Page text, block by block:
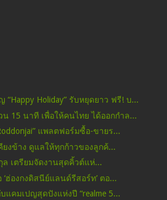
Holiday” รับหยุดยาว ฟรี! บ...
น 15 นาที เพื่อให้คนไทย ได้ออกกำล...
แพลตฟอร์มซื้อ-ขายร...
ยงข้าง ดูแลให้ทุกก้าวของลูกค้...
ล เตรียมจัดงานสุดคิ้วต์แห่...
‘ฮ่องกงดิสนีย์แลนด์รีสอร์ท’ ตอ...
แคมเปญสุดปังแห่งปี “realme 5...